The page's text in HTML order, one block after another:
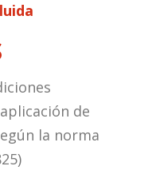
de
la norma